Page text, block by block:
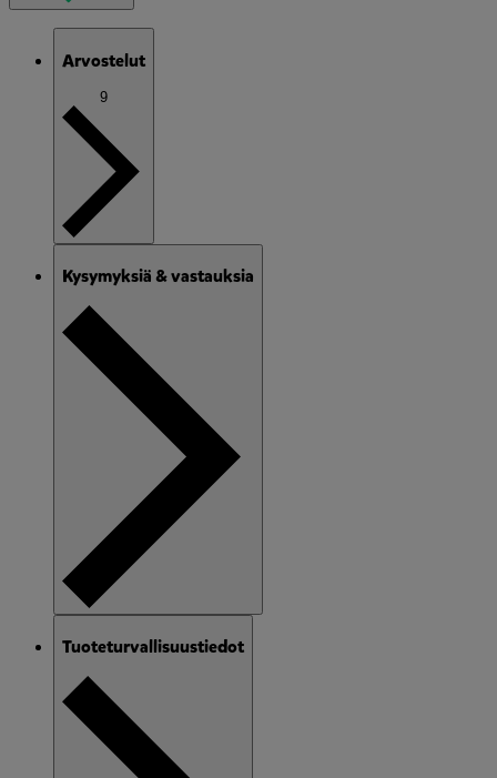
Arvostelut
9
Kysymyksiä & vastauksia
Tuoteturvallisuustiedot